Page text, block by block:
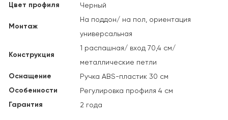
Цвет профиля Черный
Монтаж
На поддон/ на пол, ориентация
универсальная
Конструкция
1 распашная/ вход 70,4 см/
металлические петли
Оснащение Ручка ABS-пластик 30 см
Особенности Регулировка профиля 4 см
Гарантия 2 года